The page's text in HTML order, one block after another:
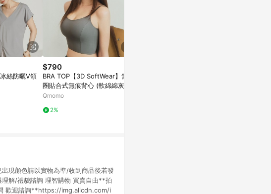
絲防曬V領
$790
BRA TOP【3D SoftWear】無鋼
圈貼合式無痕背心 ​(軟綿綿灰)
Qmomo
2%
現顏色請以實物為準/收到商品後若發
解/禮貌諮詢 理智購物 買賣自由**拍
歡迎諮詢**https://img.alicdn.com/i